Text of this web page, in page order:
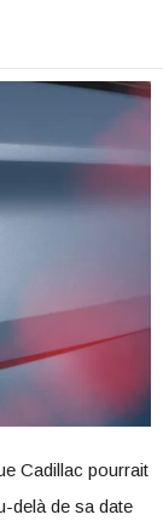
Cadillac pourrait
delà de sa date